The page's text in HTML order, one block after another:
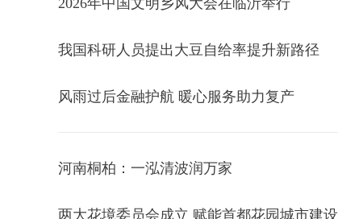
2026年中国文明乡风大会在临沂举行
我国科研人员提出大豆自给率提升新路径
风雨过后金融护航 暖心服务助力复产
河南桐柏：一泓清波润万家
两大花境委员会成立 赋能首都花园城市建设